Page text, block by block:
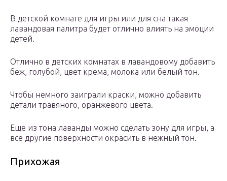
В детской комнате для игры или для сна такая
лавандовая палитра будет отлично влиять на эмоции
детей.
Отлично в детских комнатах в лавандовому добавить
беж, голубой, цвет крема, молока или белый тон.
Чтобы немного заиграли краски, можно добавить
детали травяного, оранжевого цвета.
Еще из тона лаванды можно сделать зону для игры, а
все другие поверхности окрасить в нежный тон.
Прихожая